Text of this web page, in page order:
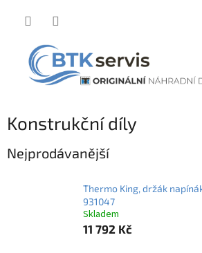
Konstrukční díly
Nejprodávanější
Thermo King, držák
931047
Skladem
11 792 Kč